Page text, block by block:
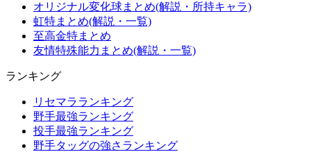
オリジナル変化球まとめ(解説・所持キャラ)
虹特まとめ(解説・一覧)
至高金特まとめ
友情特殊能力まとめ(解説・一覧)
ランキング
リセマラランキング
野手最強ランキング
投手最強ランキング
野手タッグの強さランキング